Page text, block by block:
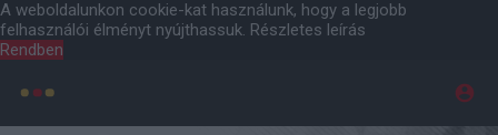
A weboldalunkon cookie-kat használunk, hogy a legjobb
felhasználói élményt nyújthassuk. Részletes leírás
Rendben